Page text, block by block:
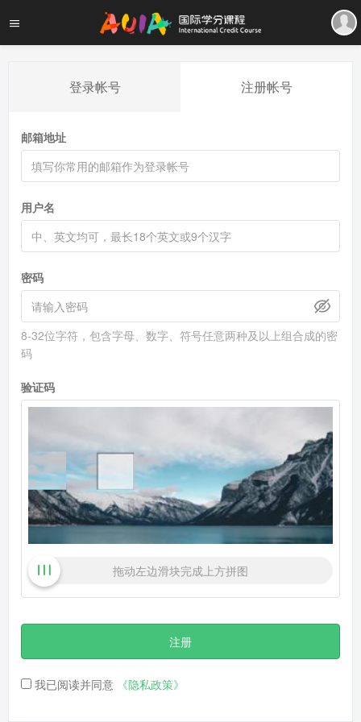
登录帐号 注册帐号
邮箱地址
用户名
密码
8-32位字符，包含字母、数字、符号任意两种及以上组合成的密
码
验证码
拖动左边滑块完成上方拼图
注册
我已阅读并同意 《隐私政策》